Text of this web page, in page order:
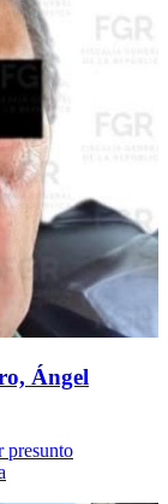
Ángel
presunto